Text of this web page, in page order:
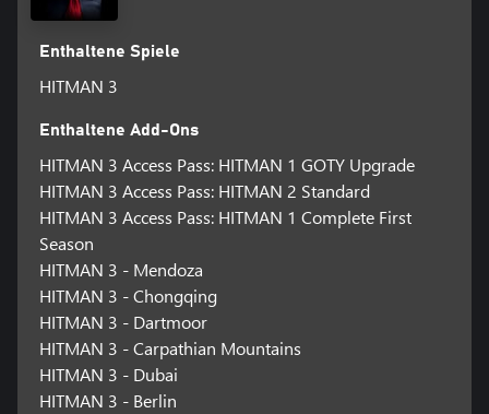
Enthaltene Spiele
HITMAN 3
Enthaltene Add-Ons
HITMAN 3 Access Pass: HITMAN 1 GOTY Upgrade
HITMAN 3 Access Pass: HITMAN 2 Standard
HITMAN 3 Access Pass: HITMAN 1 Complete First
Season
HITMAN 3 - Mendoza
HITMAN 3 - Chongqing
HITMAN 3 - Dartmoor
HITMAN 3 - Carpathian Mountains
HITMAN 3 - Dubai
HITMAN 3 - Berlin